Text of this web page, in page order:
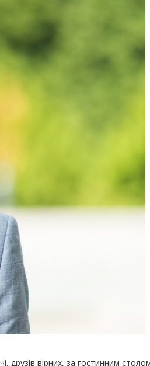
друзів вірних, за гостинним